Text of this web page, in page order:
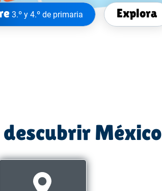
3.º y 4.º de primaria Explora
México